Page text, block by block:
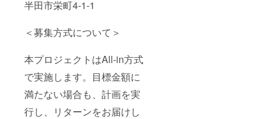
半田市栄町4-1-1
＜募集方式について＞
本プロジェクトはAll-in方式
で実施します。目標金額に
満たない場合も、計画を実
行し、リターンをお届けし